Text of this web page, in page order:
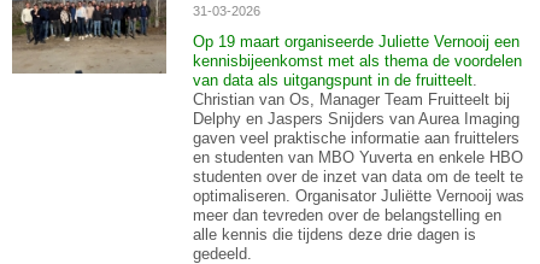
31-03-2026
Op 19 maart organiseerde Juliette Vernooij een
kennisbijeenkomst met als thema de voordelen
van data als uitgangspunt in de fruitteelt.
Christian van Os, Manager Team Fruitteelt bij
Delphy en Jaspers Snijders van Aurea Imaging
gaven veel praktische informatie aan fruittelers
en studenten van MBO Yuverta en enkele HBO
studenten over de inzet van data om de teelt te
optimaliseren. Organisator Juliëtte Vernooij was
meer dan tevreden over de belangstelling en
alle kennis die tijdens deze drie dagen is
gedeeld.